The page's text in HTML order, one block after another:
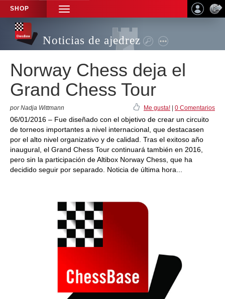
SHOP
TOGGLE
NAVIGATION
Noticias de ajedrez
Norway Chess deja el
Grand Chess Tour
por Nadja Wittmann Me gusta! 0 Comentarios
06/01/2016 – Fue diseñado con el objetivo de crear un circuito
de torneos importantes a nivel internacional, que destacasen
por el alto nivel organizativo y de calidad. Tras el exitoso año
inaugural, el Grand Chess Tour continuará también en 2016,
pero sin la participación de Altibox Norway Chess, que ha
decidido seguir por separado. Noticia de última hora...